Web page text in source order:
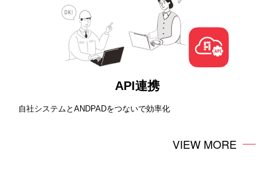
API連携
自社システムとANDPADをつないで効率化
VIEW MORE